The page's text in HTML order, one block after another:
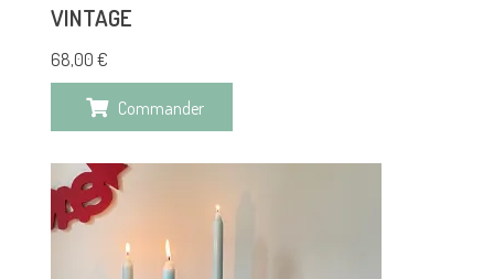
VINTAGE
68,00 €
Commander